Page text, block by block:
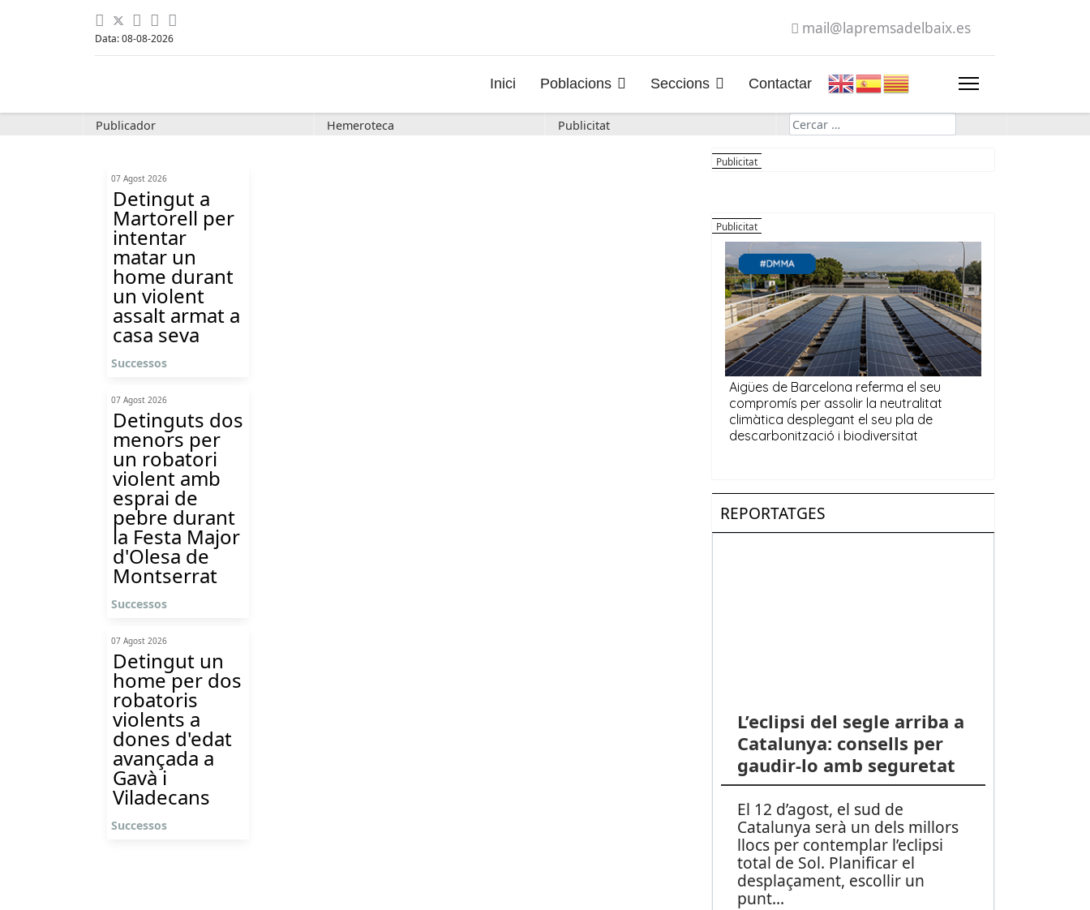
Data: 08-08-2026
mail@lapremsadelbaix.es
Inici Poblacions Seccions Contactar
Publicador Hemeroteca Publicitat Cerca
07 Agost 2026
Detingut a
Martorell per
intentar
matar un
home durant
un violent
assalt armat a
casa seva
Successos
07 Agost 2026
Detinguts dos
menors per
un robatori
violent amb
esprai de
pebre durant
la Festa Major
d'Olesa de
Montserrat
Successos
07 Agost 2026
Detingut un
home per dos
robatoris
violents a
dones d'edat
avançada a
Gavà i
Viladecans
Successos
REPORTATGES
L’eclipsi del segle arriba a
Catalunya: consells per
gaudir-lo amb seguretat
El 12 d’agost, el sud de
Catalunya serà un dels millors
llocs per contemplar l’eclipsi
total de Sol. Planificar el
desplaçament, escollir un
punt...